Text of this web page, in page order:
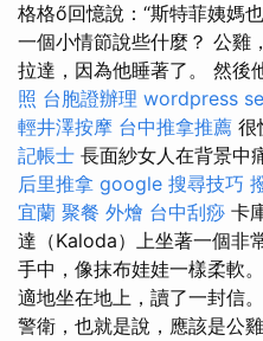
格格ő回憶說：“斯特菲姨媽
一個小情節說些什麼？ 公雞
拉達，因為他睡著了。 然後
照 台胞證辦理 wordpress
輕井澤按摩 台中推拿推薦 很
記帳士 長面紗女人在背景中
后里推拿 google 搜尋技巧
宜蘭 聚餐 外燴 台中刮痧 卡
達（Kaloda）上坐著一個非
手中，像抹布娃娃一樣柔軟
適地坐在地上，讀了一封信
警衛，也就是說，應該是公